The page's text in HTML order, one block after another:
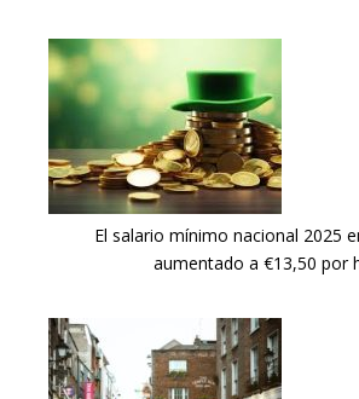
El salario mínimo nacional 2025
aumentado a €13,50 por